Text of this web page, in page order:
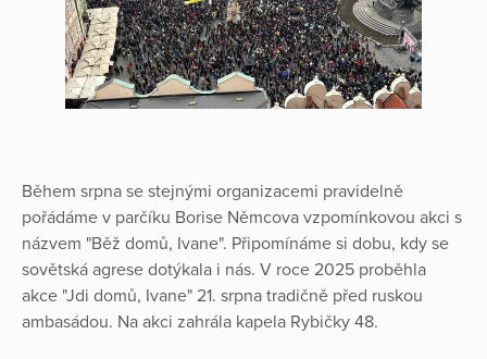
Během srpna se stejnými organizacemi pravidelně
pořádáme v parčíku Borise Němcova vzpomínkovou akci s
názvem "Běž domů, Ivane". Připomínáme si dobu, kdy se
sovětská agrese dotýkala i nás. V roce 2025 proběhla
akce "Jdi domů, Ivane" 21. srpna tradičně před ruskou
ambasádou. Na akci zahrála kapela Rybičky 48.